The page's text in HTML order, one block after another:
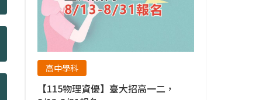
高中學科
【115物理資優】臺大招高一二，